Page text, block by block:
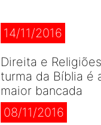
14/11/2016
Direita e
turma da Bíblia é
maior bancada
08/11/2016